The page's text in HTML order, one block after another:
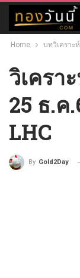
Home บทวิเคราะห์
วิเครา
25 ธ.ค
LHC
By Gold2Day